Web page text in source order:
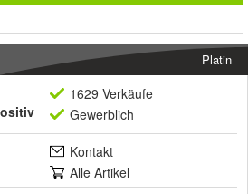
Platin
1629 Verkäufe
Gewerblich
Kontakt
Alle Artikel